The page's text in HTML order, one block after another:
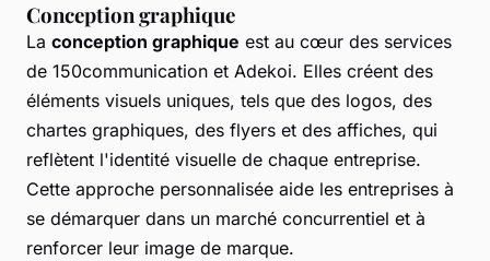
Conception graphique
La conception graphique est au cœur des services
de 150communication et Adekoi. Elles créent des
éléments visuels uniques, tels que des logos, des
chartes graphiques, des flyers et des affiches, qui
reflètent l'identité visuelle de chaque entreprise.
Cette approche personnalisée aide les entreprises à
se démarquer dans un marché concurrentiel et à
renforcer leur image de marque.